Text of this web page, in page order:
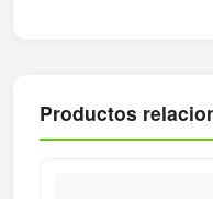
Productos